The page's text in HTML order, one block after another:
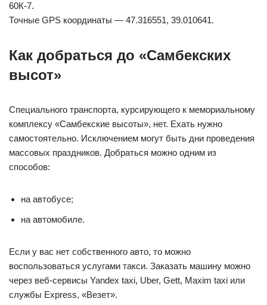
60К-7.
Точные GPS координаты — 47.316551, 39.010641.
Как добраться до «Самбекских
высот»
Специального транспорта, курсирующего к мемориальному
комплексу «Самбекские высоты», нет. Ехать нужно
самостоятельно. Исключением могут быть дни проведения
массовых праздников. Добраться можно одним из
способов:
на автобусе;
на автомобиле.
Если у вас нет собственного авто, то можно
воспользоваться услугами такси. Заказать машину можно
через веб-сервисы Yandex taxi, Uber, Gett, Maxim taxi или
службы Express, «Везет».